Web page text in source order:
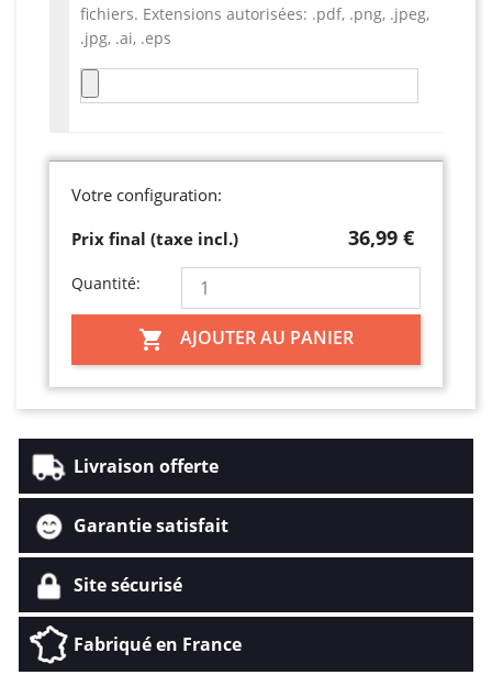
fichiers. Extensions autorisées: .pdf, .png, .jpeg,
.jpg, .ai, .eps
Votre configuration:
Prix final (taxe incl.)
36,99 €
Quantité:
 AJOUTER AU PANIER
Livraison offerte
Garantie satisfait
Site sécurisé
Fabriqué en France